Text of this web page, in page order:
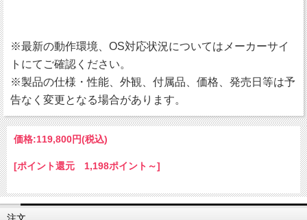
※最新の動作環境、OS対応状況についてはメーカーサイ
トにてご確認ください。
※製品の仕様・性能、外観、付属品、価格、発売日等は予
告なく変更となる場合があります。
価格:119,800円(税込)
[ポイント還元 1,198ポイント～]